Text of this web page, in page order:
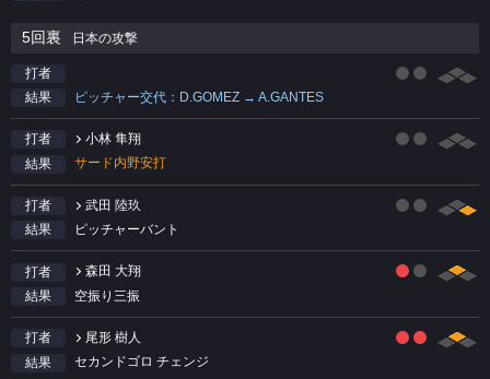
5回裏 日本の攻撃
打者
結果
ピッチャー交代：D.GOMEZ → A.GANTES
打者
小林 隼翔
結果
サード内野安打
打者
武田 陸玖
結果
ピッチャーバント
打者
森田 大翔
結果
空振り三振
打者
尾形 樹人
結果
セカンドゴロ チェンジ